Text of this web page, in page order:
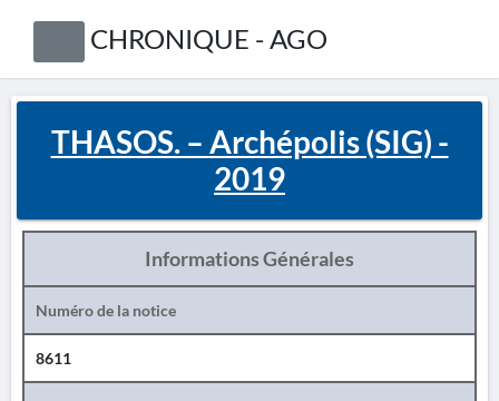
CHRONIQUE - AGO
THASOS. – Archépolis (SIG) -
2019
Informations Générales
Numéro de la notice
8611